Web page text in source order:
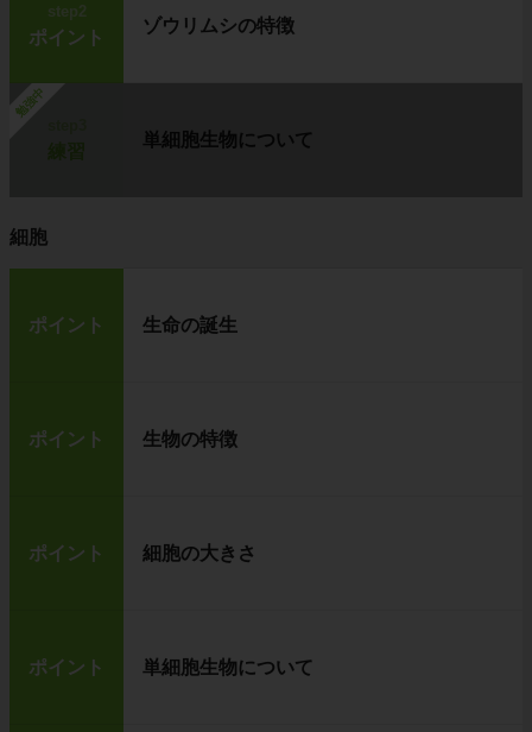
step2
ポイント
ゾウリムシの特徴
勉強中
単細胞生物について
細胞
ポイント 生命の誕生
ポイント 生物の特徴
ポイント 細胞の大きさ
ポイント 単細胞生物について